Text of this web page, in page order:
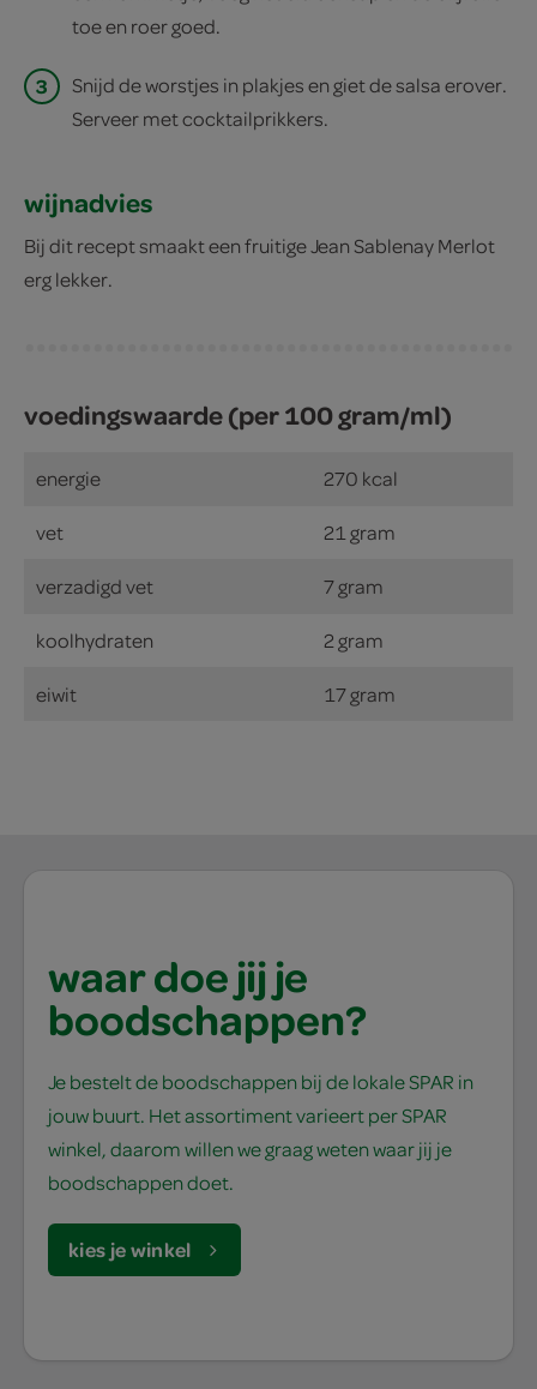
toe en roer goed.
3
Snijd de worstjes in plakjes en giet de salsa erover.
Serveer met cocktailprikkers.
wijnadvies
Bij dit recept smaakt een fruitige Jean Sablenay Merlot
erg lekker.
voedingswaarde (per 100 gram/ml)
energie 270 kcal
vet 21 gram
verzadigd vet 7 gram
koolhydraten 2 gram
eiwit 17 gram
waar doe jij je
boodschappen?
Je bestelt de boodschappen bij de lokale SPAR in
jouw buurt. Het assortiment varieert per SPAR
winkel, daarom willen we graag weten waar jij je
boodschappen doet.
kies je winkel